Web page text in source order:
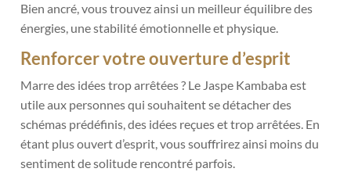
Bien ancré, vous trouvez ainsi un meilleur équilibre des
énergies, une stabilité émotionnelle et physique.
Renforcer votre ouverture d’esprit
Marre des idées trop arrêtées ? Le Jaspe Kambaba est
utile aux personnes qui souhaitent se détacher des
schémas prédéfinis, des idées reçues et trop arrêtées. En
étant plus ouvert d’esprit, vous souffrirez ainsi moins du
sentiment de solitude rencontré parfois.